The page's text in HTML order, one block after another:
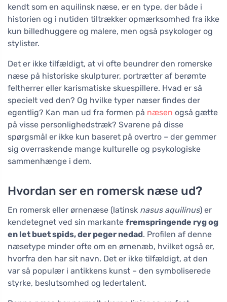
kendt som en aquilinsk næse, er en type, der både i
historien og i nutiden tiltrækker opmærksomhed fra ikke
kun billedhuggere og malere, men også psykologer og
stylister.
Det er ikke tilfældigt, at vi ofte beundrer den romerske
næse på historiske skulpturer, portrætter af berømte
feltherrer eller karismatiske skuespillere. Hvad er så
specielt ved den? Og hvilke typer næser findes der
egentlig? Kan man ud fra formen på næsen også gætte
på visse personlighedstræk? Svarene på disse
spørgsmål er ikke kun baseret på overtro – der gemmer
sig overraskende mange kulturelle og psykologiske
sammenhænge i dem.
Hvordan ser en romersk næse ud?
En romersk eller ørnenæse (latinsk nasus aquilinus) er
kendetegnet ved sin markante fremspringende ryg og
en let buet spids, der peger nedad. Profilen af denne
næsetype minder ofte om en ørnenæb, hvilket også er,
hvorfra den har sit navn. Det er ikke tilfældigt, at den
var så populær i antikkens kunst – den symboliserede
styrke, beslutsomhed og ledertalent.